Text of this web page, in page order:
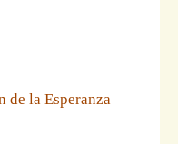
de la Esperanza